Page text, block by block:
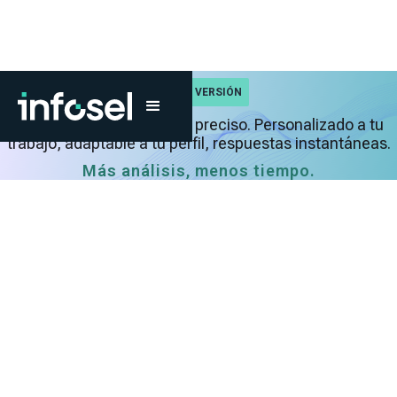
NUEVA VERSIÓN
Hub Agent más potente y preciso. Personalizado a tu
trabajo, adaptable a tu perfil, respuestas instantáneas.
Más análisis, menos tiempo.